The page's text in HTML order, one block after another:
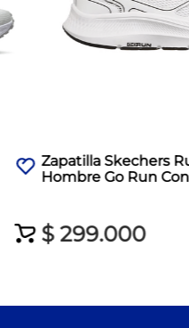
Zapatilla Skechers
Hombre Go Run
$ 299.000